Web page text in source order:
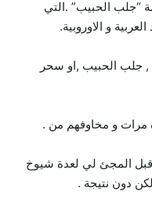
“جلب الحبيب” .التي
و الاوروبية.
, جلب الحبيب ,او سحر
مرات و مخاوفهم من .
المجئ لي لعدة شيوخ
دون نتيجة .